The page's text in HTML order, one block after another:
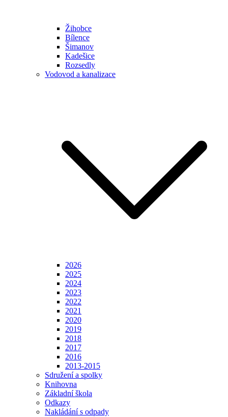
Žihobce
Bílence
Šimanov
Kadešice
Rozsedly
Vodovod a kanalizace
2026
2025
2024
2023
2022
2021
2020
2019
2018
2017
2016
2013-2015
Sdružení a spolky
Knihovna
Základní škola
Odkazy
Nakládání s odpady